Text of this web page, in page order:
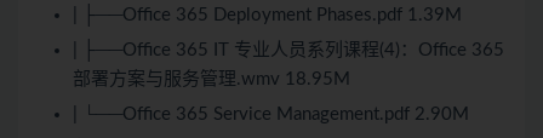
| ├──Office 365 Deployment Phases.pdf 1.39M
| ├──Office 365 IT 专业人员系列课程(4)：Office 365
部署方案与服务管理.wmv 18.95M
| └──Office 365 Service Management.pdf 2.90M